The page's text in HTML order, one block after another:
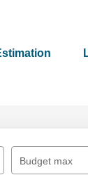
Budget max